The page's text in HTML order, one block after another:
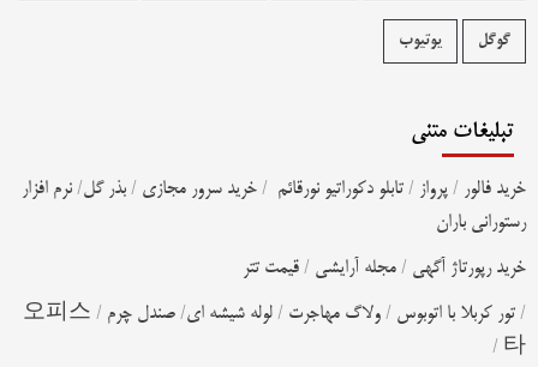
گوگل یوتیوب
تبلیغات متنی
خرید فالور / پرواز / تابلو دکوراتیو نورقائم / خرید سرور مجازی / بذر گل/ نرم افزار
رستورانی باران
خرید رپورتاژ آگهی / مجله آرایشی / قیمت تتر
/ تور کربلا با اتوبوس / ولاگ مهاجرت / لوله شیشه ای/ صندل چرم /
오피스
타
/